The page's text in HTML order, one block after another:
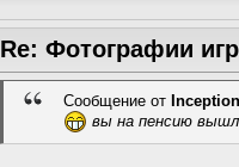
Re: Фотографии
Сообщение от Inception
вы на пенсию